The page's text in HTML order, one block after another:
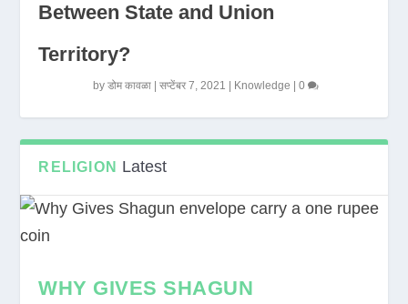
Between State and Union
Territory?
byडोम कावळा |सप्टेंबर 7, 2021 Knowledge |0
RELIGION Latest
WHY GIVES SHAGUN